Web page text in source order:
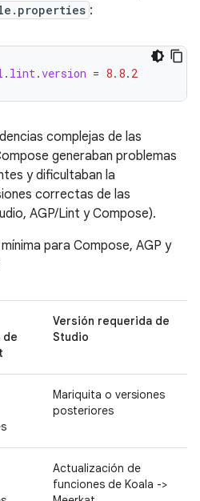
:
. lint.version = 8.8. 2
complejas de las
generaban problemas
y dificultaban la
correctas de las
AGP/Lint y Compose).
para Compose, AGP y
de
Versión requerida de
Studio
Mariquita o versiones
posteriores
Actualización de
funciones de Koala ->